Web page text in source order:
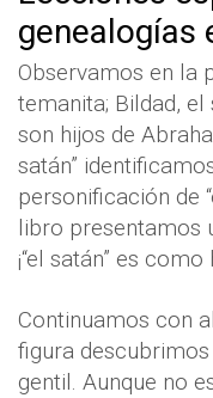
genealogías
Observamos en la
temanita; Bildad,
son hijos de
satán”
personificación de
libro presentamos
¡“el satán” es
Continuamos con
figura
gentil. Aunque no